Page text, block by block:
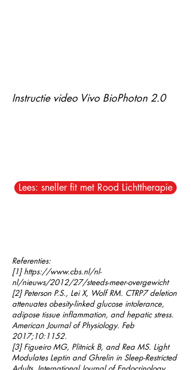
Instructie video Vivo BioPhoton 2.0
Lees: sneller fit met Rood Lichttherapie
Referenties:
[1]https://www.cbs.nl/nl-
nl/nieuws/2012/27/steeds-meer-overgewicht
[2]Peterson P.S., Lei X, Wolf RM. CTRP7 deletion
attenuates obesity-linked glucose intolerance,
adipose tissue inflammation, and hepatic stress.
American Journal of Physiology. Feb
2017;10:1152.
[3]Figueiro MG, Plitnick B, and Rea MS. Light
Modulates Leptin and Ghrelin in Sleep-Restricted